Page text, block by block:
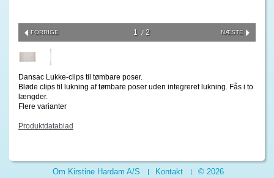
FORRIGE NÆSTE
1 2
Dansac Lukke-clips til tømbare poser.
Bløde clips til lukning af tømbare poser uden integreret lukning. Fås i to
længder.
Flere varianter
Produktdatablad
Om Kirstine Hardam A/S Kontakt © 2026